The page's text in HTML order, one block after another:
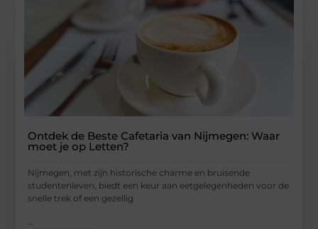
Ontdek de Beste Cafetaria van Nijmegen: Waar
moet je op Letten?
Nijmegen, met zijn historische charme en bruisende
studentenleven, biedt een keur aan eetgelegenheden voor de
snelle trek of een gezellig